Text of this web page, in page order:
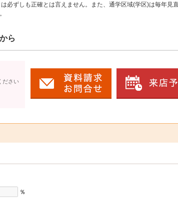
必ずしも正確とは言えません。また、通学区域(学区)は毎年見
ら
ださい
％